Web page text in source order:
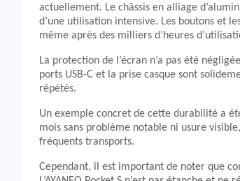
actuellement. Le châssis en alliage
d’une utilisation intensive. Les boutons et
même après des milliers d’heures
La protection de l’écran n’a pas été
ports USB-C et la prise casque sont
répétés.
Un exemple concret de cette durabilité a
mois sans problème notable ni usure
fréquents transports.
Cependant, il est important de noter que